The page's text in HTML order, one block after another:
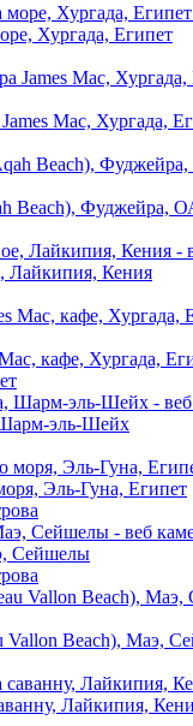
Хургада, Египет
Mac, Хургада,
Beach), Фуджейра,
Лайкипия, Кения
кафе, Хургада,
эль-Шейх
Эль-Гуна, Египет
Сейшелы
Vallon Beach), Маэ,
Лайкипия,